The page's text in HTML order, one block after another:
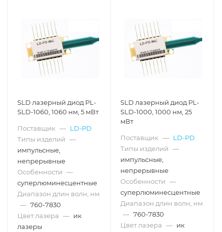
SLD лазерный диод PL-
SLD-1060, 1060 нм, 5 мВт
Поставщик — LD-PD
Типы изделий —
импульсные,
непрерывные
Особенности —
суперлюминесцентные
Диапазон длин волн, нм
— 760-7830
Цвет лазера — ик
лазеры
SLD лазерный диод PL-
SLD-1000, 1000 нм, 25
мВт
Поставщик — LD-PD
Типы изделий —
импульсные,
непрерывные
Особенности —
суперлюминесцентные
Диапазон длин волн, нм
— 760-7830
Цвет лазера — ик